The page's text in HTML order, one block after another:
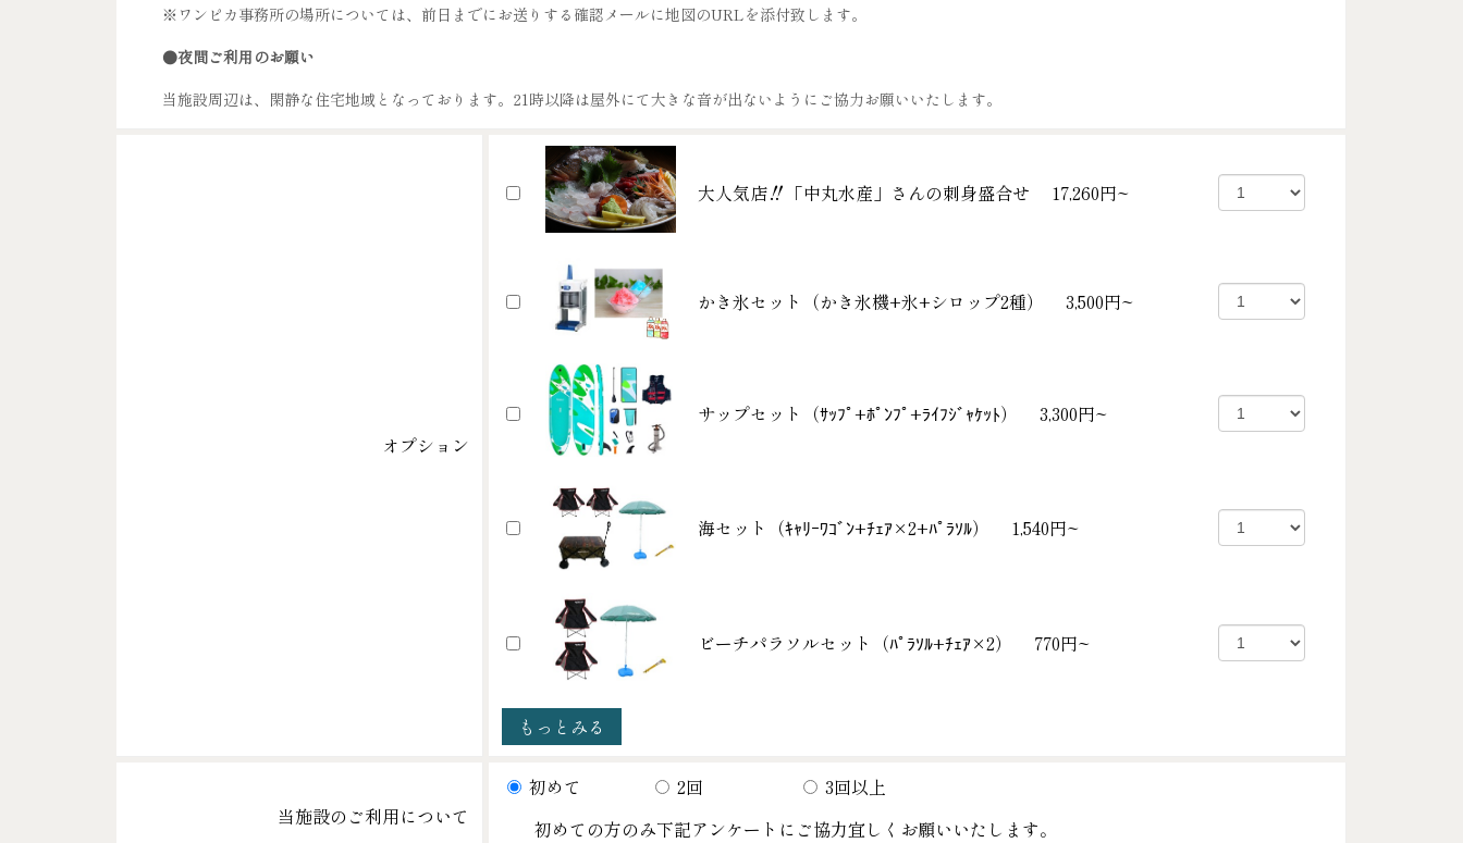
※ワンピカ事務所の場所については、前日までにお送りする確認メールに地図のURLを添付致します。
●夜間ご利用のお願い
当施設周辺は、閑静な住宅地域となっております。21時以降は屋外にて大きな音が出ないようにご協力お願いいたします。
オプション
大人気店‼「中丸水産」さんの刺身盛合せ 17,260円~
かき氷セット（かき氷機+氷+シロップ2種） 3,500円~
サップセット（ｻｯﾌﾟ+ﾎﾟﾝﾌﾟ+ﾗｲﾌｼﾞｬｹｯﾄ） 3,300円~
海セット（ｷｬﾘｰﾜｺﾞﾝ+ﾁｪｱ×2+ﾊﾟﾗｿﾙ） 1,540円~
ビーチパラソルセット（ﾊﾟﾗｿﾙ+ﾁｪｱ×2） 770円~
もっとみる
当施設のご利用について
初めて 2回
3回以上
初めての方のみ下記アンケートにご協力宜しくお願いいたします。